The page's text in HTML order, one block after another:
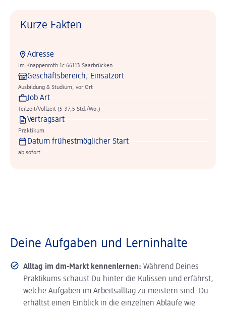
Kurze Fakten
Adresse
Im Knappenroth 1c 66113 Saarbrücken
Geschäftsbereich, Einsatzort
Ausbildung & Studium, vor Ort
Job Art
Teilzeit/Vollzeit (5-37,5 Std./Wo.)
Vertragsart
Praktikum
Datum frühestmöglicher Start
ab sofort
Deine Aufgaben und Lerninhalte
Alltag im dm-Markt kennenlernen: Während Deines
Praktikums schaust Du hinter die Kulissen und erfährst,
welche Aufgaben im Arbeitsalltag zu meistern sind. Du
erhältst einen Einblick in die einzelnen Abläufe wie